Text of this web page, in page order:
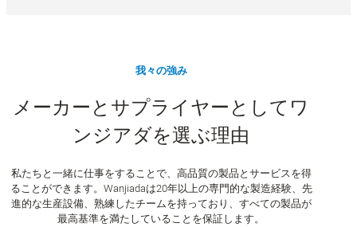
我々の強み
メーカーとサプライヤーとしてワ
ンジアダを選ぶ理由
私たちと一緒に仕事をすることで、高品質の製品とサービスを得
ることができます。Wanjiadaは20年以上の専門的な製造経験、先
進的な生産設備、熟練したチームを持っており、すべての製品が
最高基準を満たしていることを保証します。